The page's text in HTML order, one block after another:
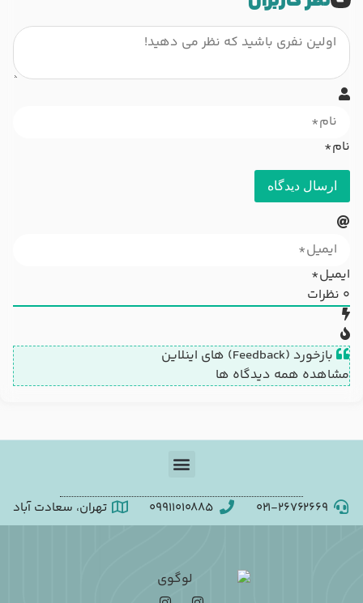
نام*
ایمیل*
0 نظرات
بازخورد (Feedback) های اینلاین
مشاهده همه دیدگاه ها
۰۲۱-۲۶۷۶۲۶۶۹ 09911010885 تهران، سعادت آباد